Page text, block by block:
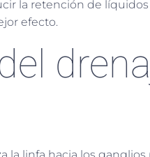
la retención de
efecto.